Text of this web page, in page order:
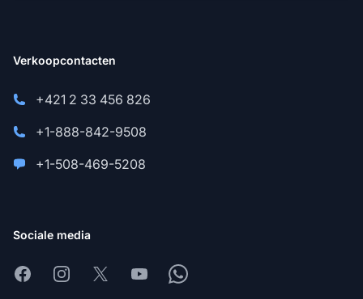
Verkoopcontacten
+421 2 33 456 826
+1-888-842-9508
+1-508-469-5208
Sociale media
FacebookInstagram
X YoutubeWhatsapp